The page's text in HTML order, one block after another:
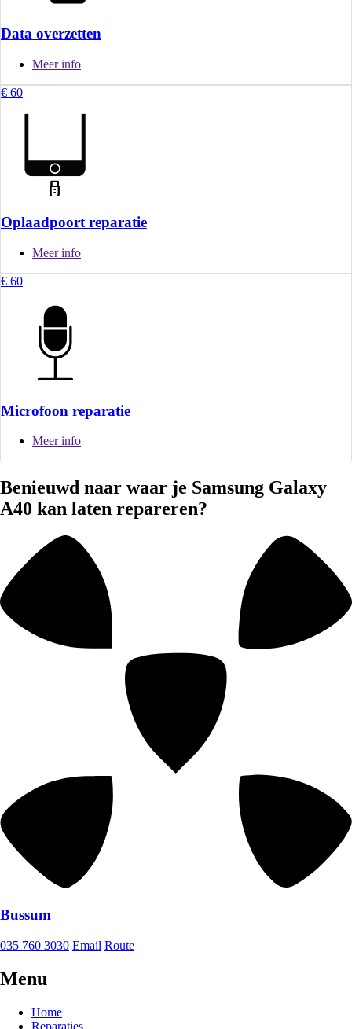
Data overzetten
Meer info
€ 60
Oplaadpoort reparatie
Meer info
€ 60
Microfoon reparatie
Meer info
Benieuwd naar waar je Samsung Galaxy
A40 kan laten repareren?
Bussum
035 760 3030 Email Route
Menu
Home
Reparaties